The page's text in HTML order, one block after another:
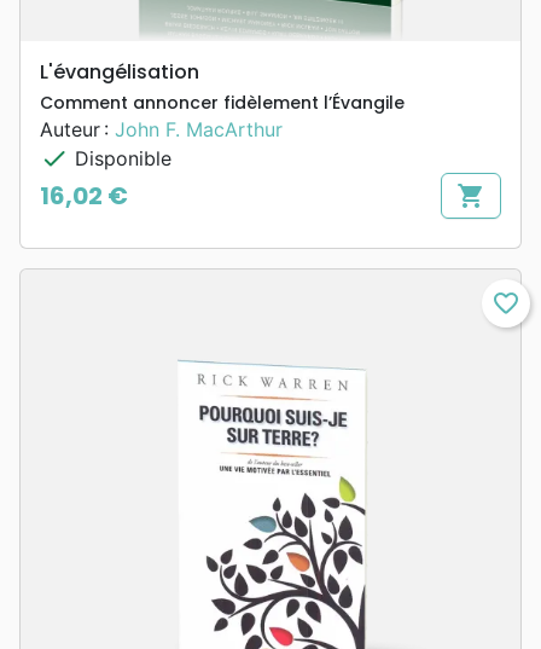
L'évangélisation
Comment annoncer fidèlement l’Évangile
Auteur : John F. MacArthur
check Disponible
Prix
16,02 € shopping_cart
favorite_border